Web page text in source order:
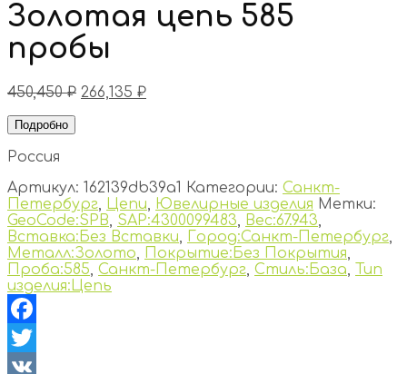
Золотая цепь 585
пробы
450,450₽ 266,135 ₽
Подробно
Россия
Артикул: 162139db39a1 Категории: Санкт-
Петербург, Цепи, Ювелирные изделия Метки:
GeoCode:SPB, SAP:4300099483, Вес:67.943,
Вставка:Без Вставки, Город:Санкт-Петербург,
Металл:Золото, Покрытие:Без Покрытия,
Проба:585, Санкт-Петербург, Стиль:База, Тип
изделия:Цепь
Facebook
Twitter